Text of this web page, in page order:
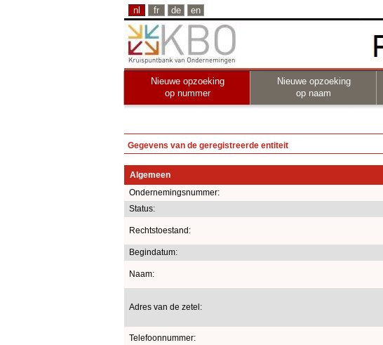
nl fr de en
Nieuwe opzoeking
op nummer
Nieuwe opzoeking
op naam
Gegevens van de geregistreerde entiteit
Algemeen
Ondernemingsnummer:
Status:
Rechtstoestand:
Begindatum:
Naam:
Adres van de zetel:
Telefoonnummer: